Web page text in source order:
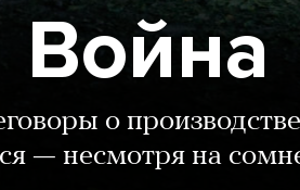
Война
о
— несмотря на